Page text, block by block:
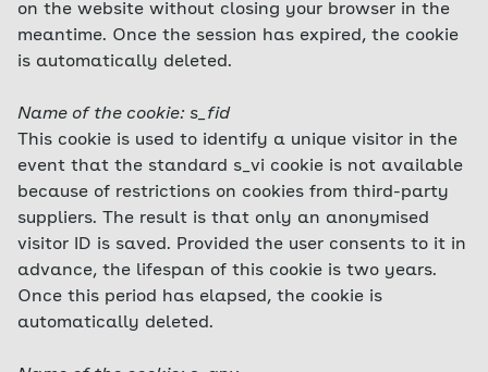
on the website without closing your browser in the
meantime. Once the session has expired, the cookie
is automatically deleted.
Name of the cookie: s_fid
This cookie is used to identify a unique visitor in the
event that the standard s_vi cookie is not available
because of restrictions on cookies from third-party
suppliers. The result is that only an anonymised
visitor ID is saved. Provided the user consents to it in
advance, the lifespan of this cookie is two years.
Once this period has elapsed, the cookie is
automatically deleted.